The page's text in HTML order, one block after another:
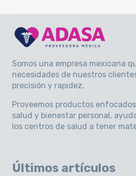
Somos una empresa mexicana
necesidades de nuestros
precisión y rapidez.
Proveemos productos
salud y bienestar personal,
los centros de salud a tener
Últimos artículos